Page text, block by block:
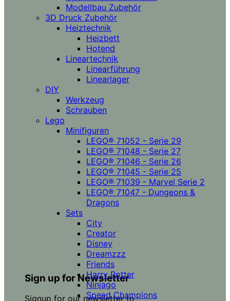
Sign up for Newsletter
Signup for our newsletter to
Modellbau Zubehör
3D Druck Zubehör
Heiztechnik
Heizbett
Hotend
Lineartechnik
Linearführung
Linearlager
DIY
Werkzeug
Schrauben
Lego
Minifiguren
LEGO® 71052 - Serie 29
LEGO® 71048 - Serie 27
LEGO® 71046 - Serie 26
LEGO® 71045 - Serie 25
LEGO® 71039 - Marvel Serie 2
LEGO® 71047 - Dungeons &
Dragons
Sets
City
Creator
Disney
Dreamzzz
Friends
Harry Potter
Ninjago
Speed Champions